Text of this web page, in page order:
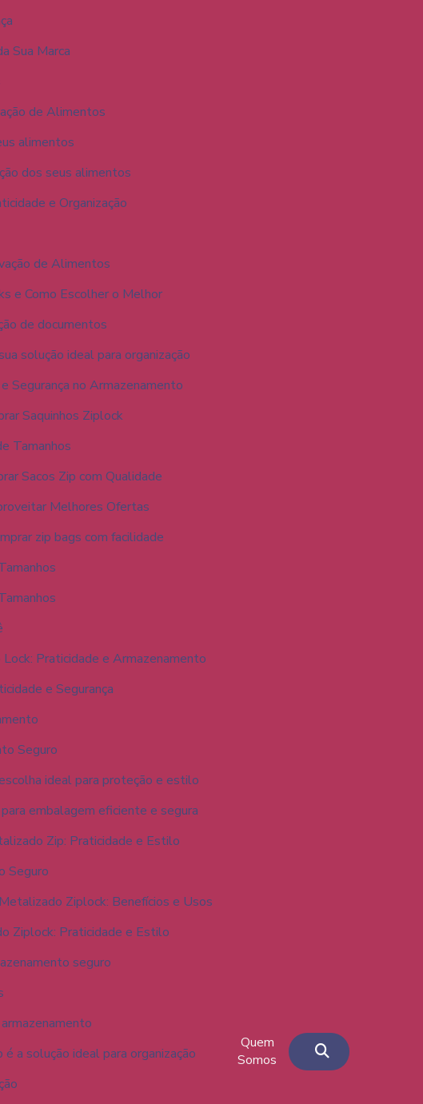
Sua Marca
de Alimentos
alimentos
dos seus alimentos
e Organização
de Alimentos
e Como Escolher o Melhor
de documentos
solução ideal para organização
Segurança no Armazenamento
Saquinhos Ziplock
Tamanhos
Sacos Zip com Qualidade
Melhores Ofertas
zip bags com facilidade
Praticidade e Armazenamento
e Segurança
Seguro
ideal para proteção e estilo
embalagem eficiente e segura
Zip: Praticidade e Estilo
Seguro
Ziplock: Benefícios e Usos
Ziplock: Praticidade e Estilo
seguro
a solução ideal para organização
Quem
Somos